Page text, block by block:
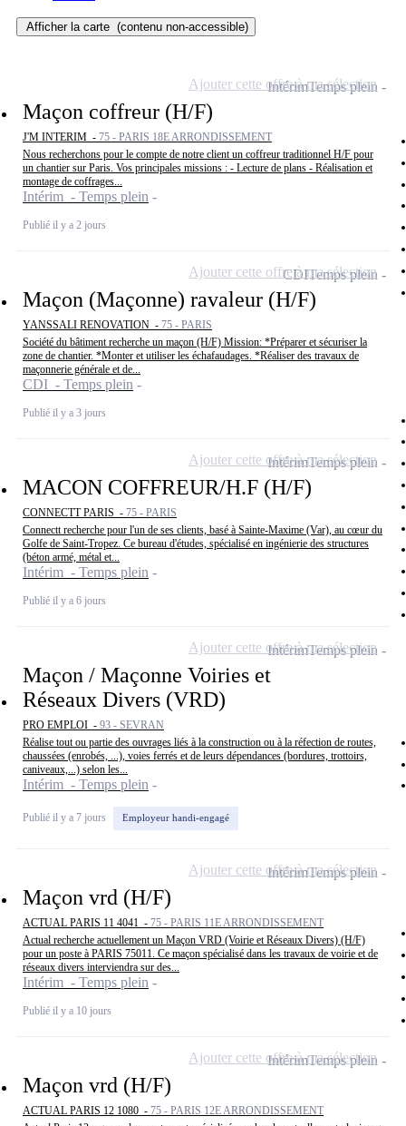
Afficher la carte (contenu non-accessible)
Maçon coffreur (H/F)
J'M INTERIM - 75 - PARIS 18E ARRONDISSEMENT
Nous recherchons pour le compte de notre client un coffreur traditionnel H/F pour
un chantier sur Paris. Vos principales missions : - Lecture de plans - Réalisation et
montage de coffrages...
Intérim - Temps plein
Publié il y a 2 jours
IntérimTemps plein
Ajouter cette offre à ma sélection
Maçon (Maçonne) ravaleur (H/F)
YANSSALI RENOVATION - 75 - PARIS
Société du bâtiment recherche un maçon (H/F) Mission: *Préparer et sécuriser la
zone de chantier. *Monter et utiliser les échafaudages. *Réaliser des travaux de
maçonnerie générale et de...
CDI - Temps plein
Publié il y a 3 jours
CDITemps plein
Ajouter cette offre à ma sélection
MACON COFFREUR/H.F (H/F)
CONNECTT PARIS - 75 - PARIS
Connectt recherche pour l'un de ses clients, basé à Sainte-Maxime (Var), au cœur du
Golfe de Saint-Tropez. Ce bureau d'études, spécialisé en ingénierie des structures
(béton armé, métal et...
Intérim - Temps plein
Publié il y a 6 jours
IntérimTemps plein
Ajouter cette offre à ma sélection
Maçon / Maçonne Voiries et
Réseaux Divers (VRD)
PRO EMPLOI - 93 - SEVRAN
Réalise tout ou partie des ouvrages liés à la construction ou à la réfection de routes,
chaussées (enrobés, ...), voies ferrés et de leurs dépendances (bordures, trottoirs,
caniveaux,...) selon les...
Intérim - Temps plein
Publié il y a 7 jours Employeur handi-engagé
IntérimTemps plein
Ajouter cette offre à ma sélection
Maçon vrd (H/F)
ACTUAL PARIS 11 4041 - 75 - PARIS 11E ARRONDISSEMENT
Actual recherche actuellement un Maçon VRD (Voirie et Réseaux Divers) (H/F)
pour un poste à PARIS 75011. Ce maçon spécialisé dans les travaux de voirie et de
réseaux divers interviendra sur des...
Intérim - Temps plein
Publié il y a 10 jours
IntérimTemps plein
Ajouter cette offre à ma sélection
Maçon vrd (H/F)
ACTUAL PARIS 12 1080 - 75 - PARIS 12E ARRONDISSEMENT
IntérimTemps plein
Ajouter cette offre à ma sélection